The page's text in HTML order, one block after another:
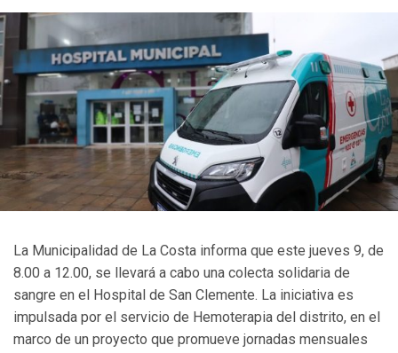
La Municipalidad de La Costa informa que este jueves 9, de
8.00 a 12.00, se llevará a cabo una colecta solidaria de
sangre en el Hospital de San Clemente. La iniciativa es
impulsada por el servicio de Hemoterapia del distrito, en el
marco de un proyecto que promueve jornadas mensuales